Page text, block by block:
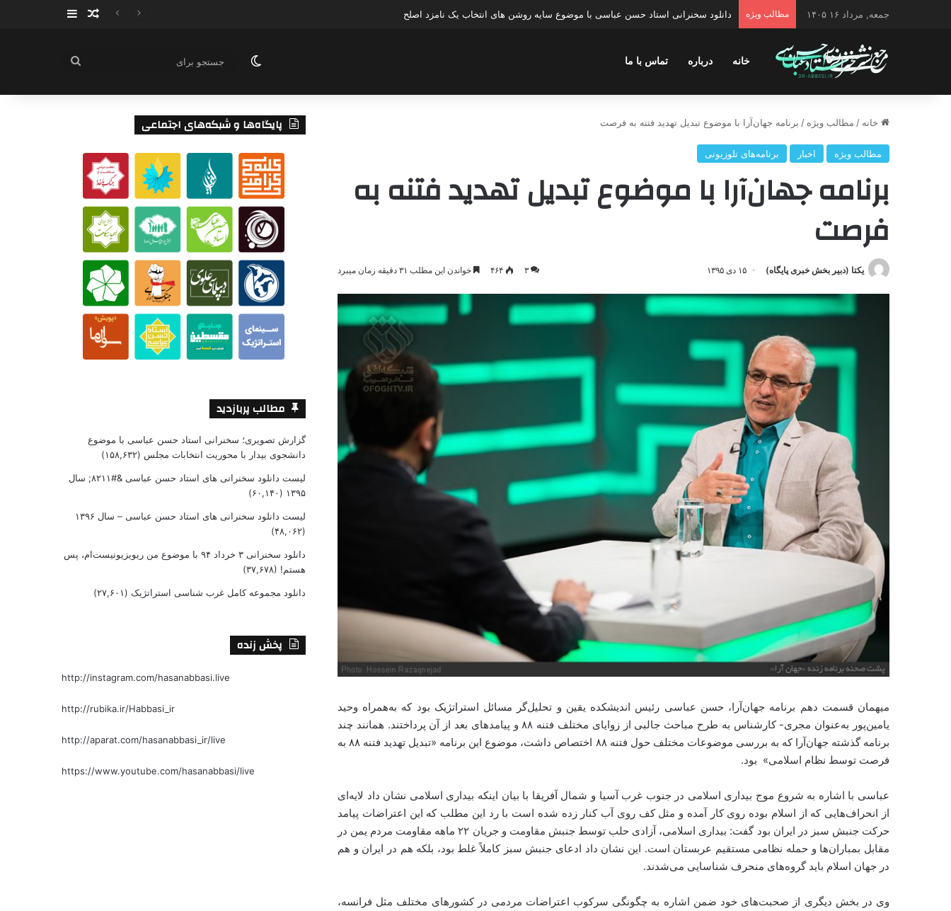
جمعه, مرداد ۱۶ ۱۴۰۵ مطالب ویژه دانلود سخنرانی استاد حسن عباسی با موضوع چهار انتخاب ۱۴۰۰ نوشته تصادفی
سایدبار
خانه درباره تماس با ما تغییر پوسته
جستجو
خانه / مطالب ویژه / برنامه جهان‌آرا با موضوع تبدیل تهدید فتنه به فرصت
مطالب ویژه اخبار برنامه‌های تلوزیونی
برنامه جهان‌آرا با موضوع تبدیل تهدید فتنه به
فرصت
یکتا (دبیر بخش خبری پایگاه) ۱۵ دی ۱۳۹۵ ۳ ۴۶۴ خواندن این مطلب ۳۱ دقیقه زمان میبرد
میهمان قسمت دهم برنامه جهان‌آرا، حسن عباسی رئیس اندیشکده یقین و تحلیل‌گر مسائل استراتژیک بود که به‌همراه وحید
یامین‌پور به‌عنوان مجری- کارشناس به طرح مباحث جالبی از زوایای مختلف فتنه ۸۸ و پیامدهای بعد از آن پرداختند. همانند چند
برنامه گذشته جهان‌آرا که به بررسی موضوعات مختلف حول فتنه ۸۸ اختصاص داشت، موضوع این برنامه «تبدیل تهدید فتنه ۸۸ به
فرصت توسط نظام اسلامی» بود.
عباسی با اشاره به شروع موج بیداری اسلامی در جنوب غرب آسیا و شمال آفریقا با بیان اینکه بیداری اسلامی نشان داد لایه‌ای
از انحراف‌هایی که از اسلام بوده روی کار آمده و مثل کف روی آب کنار زده شده است با رد این مطلب که این اعتراضات پیامد
حرکت جنبش سبز در ایران بود گفت: بیداری اسلامی، آزادی حلب توسط جنبش مقاومت و جریان ۲۲ ماهه مقاومت مردم یمن در
مقابل بمباران‌ها و حمله نظامی مستقیم عربستان است. این نشان داد ادعای جنبش سبز کاملاً غلط بود، بلکه هم در ایران و هم
در جهان اسلام باید گروه‌های منحرف شناسایی می‌شدند.
وی در بخش دیگری از صحبت‌های خود ضمن اشاره به چگونگی سرکوب اعتراضات مردمی در کشورهای مختلف مثل فرانسه،
پایگاه‌ها و شبکه‌های اجتماعی
مطالب پربازدید
گزارش تصویری؛ سخنرانی استاد حسن عباسی با موضوع
دانشجوی بیدار با محوریت انتخابات مجلس (۱۵۸,۶۳۲)
لیست دانلود سخنرانی های استاد حسن عباسی &#۸۲۱۱; سال
۱۳۹۵ (۶۰,۱۴۰)
لیست دانلود سخنرانی های استاد حسن عباسی – سال ۱۳۹۶
(۴۸,۰۶۲)
دانلود سخنرانی ۳ خرداد ۹۴ با موضوع من ریویزیونیست‌ام، پس
هستم! (۳۷,۶۷۸)
دانلود مجموعه کامل غرب شناسی استراتژیک (۲۷,۶۰۱)
پخش زنده
http://instagram.com/hasanabbasi.live
http://rubika.ir/Habbasi_ir
http://aparat.com/hasanabbasi_ir/live
https://www.youtube.com/hasanabbasi/live